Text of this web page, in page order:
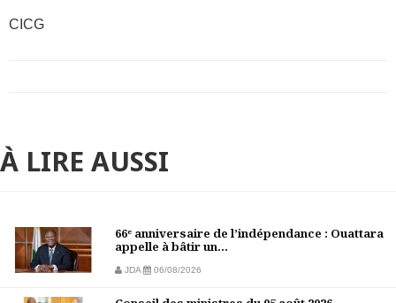
CICG
À LIRE AUSSI
66ᵉ anniversaire de l’indépendance : Ouattara
appelle à bâtir un...
JDA 06/08/2026